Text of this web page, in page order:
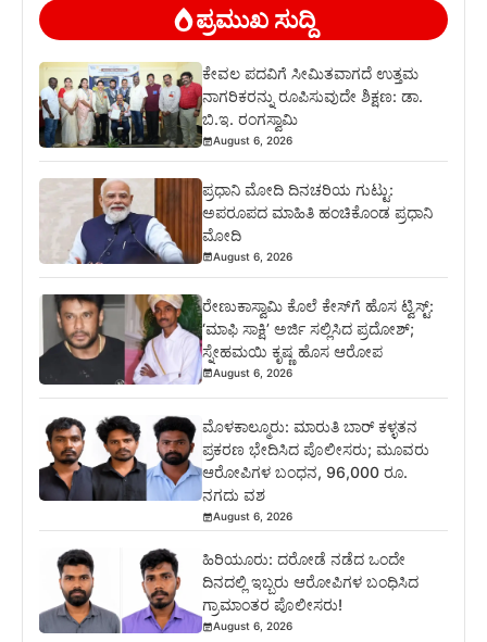
ಪ್ರಮುಖ ಸುದ್ದಿ
ಕೇವಲ ಪದವಿಗೆ ಸೀಮಿತವಾಗದೆ ಉತ್ತಮ
ನಾಗರಿಕರನ್ನು ರೂಪಿಸುವುದೇ ಶಿಕ್ಷಣ: ಡಾ.
ಬಿ.ಇ. ರಂಗಸ್ವಾಮಿ
August 6, 2026
ಪ್ರಧಾನಿ ಮೋದಿ ದಿನಚರಿಯ ಗುಟ್ಟು:
ಅಪರೂಪದ ಮಾಹಿತಿ ಹಂಚಿಕೊಂಡ ಪ್ರಧಾನಿ
ಮೋದಿ
August 6, 2026
ರೇಣುಕಾಸ್ವಾಮಿ ಕೊಲೆ ಕೇಸ್‌ಗೆ ಹೊಸ ಟ್ವಿಸ್ಟ್:
‘ಮಾಫಿ ಸಾಕ್ಷಿ’ ಅರ್ಜಿ ಸಲ್ಲಿಸಿದ ಪ್ರದೋಶ್;
ಸ್ನೇಹಮಯಿ ಕೃಷ್ಣ ಹೊಸ ಆರೋಪ
August 6, 2026
ಮೊಳಕಾಲ್ಮೂರು: ಮಾರುತಿ ಬಾರ್ ಕಳ್ಳತನ
ಪ್ರಕರಣ ಭೇದಿಸಿದ ಪೊಲೀಸರು; ಮೂವರು
ಆರೋಪಿಗಳ ಬಂಧನ, 96,000 ರೂ.
ನಗದು ವಶ
August 6, 2026
ಹಿರಿಯೂರು: ದರೋಡೆ ನಡೆದ ಒಂದೇ
ದಿನದಲ್ಲಿ ಇಬ್ಬರು ಆರೋಪಿಗಳ ಬಂಧಿಸಿದ
ಗ್ರಾಮಾಂತರ ಪೊಲೀಸರು!
August 6, 2026